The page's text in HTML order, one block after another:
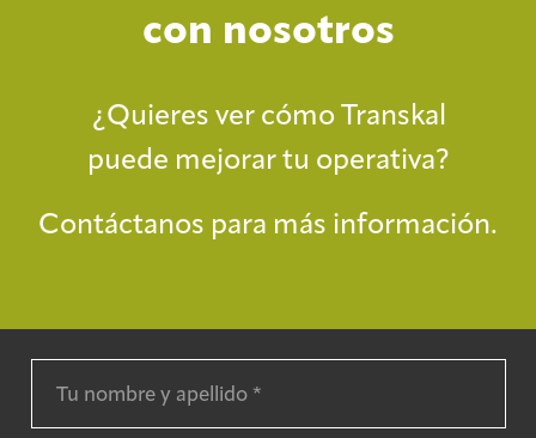
con nosotros
¿Quieres ver cómo Transkal
puede mejorar tu operativa?
Contáctanos para más información.